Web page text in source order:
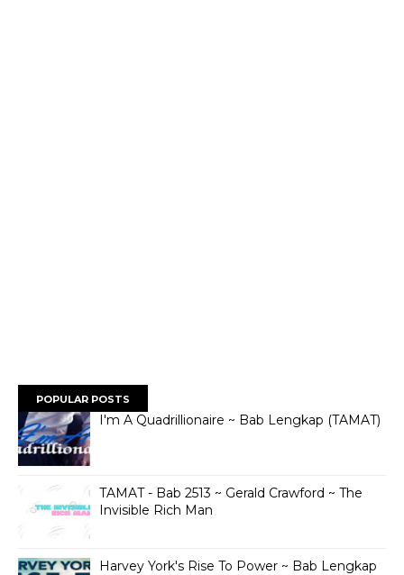
POPULAR POSTS
I'm A Quadrillionaire ~ Bab Lengkap (TAMAT)
TAMAT - Bab 2513 ~ Gerald Crawford ~ The
Invisible Rich Man
Harvey York's Rise To Power ~ Bab Lengkap